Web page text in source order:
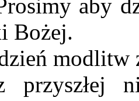
aby
Bożej.
modlitw